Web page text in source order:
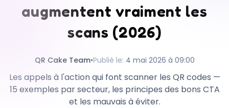
API
augmentent vraiment les
scans (2026)
QR Cake Team•Publié le: 4 mai 2026 à 09:00
Les appels à l'action qui font scanner les QR codes —
15 exemples par secteur, les principes des bons CTA
et les mauvais à éviter.